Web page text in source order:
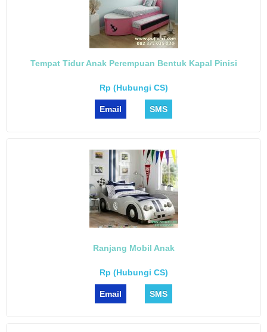
Tempat Tidur Anak Perempuan Bentuk Kapal Pinisi
Rp (Hubungi CS)
Email SMS
Ranjang Mobil Anak
Rp (Hubungi CS)
Email SMS